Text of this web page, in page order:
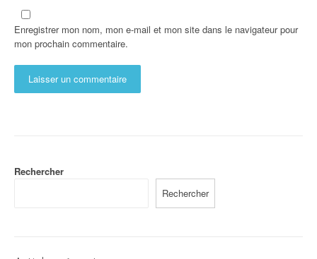
Enregistrer mon nom, mon e-mail et mon site dans le navigateur pour
mon prochain commentaire.
Rechercher
Rechercher